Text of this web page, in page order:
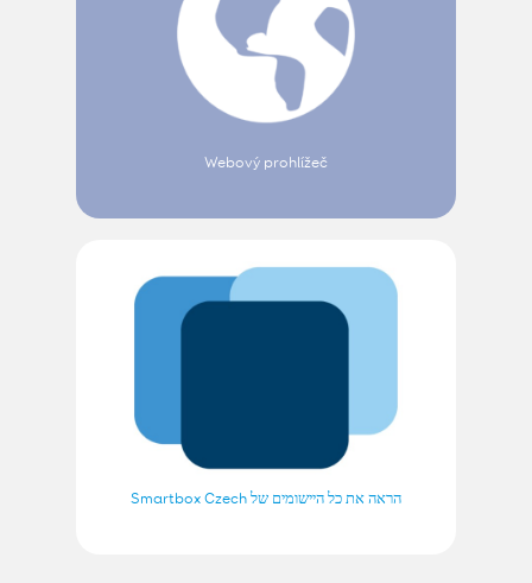
Webový prohlížeč
הראה את כל היישומים של Smartbox Czech